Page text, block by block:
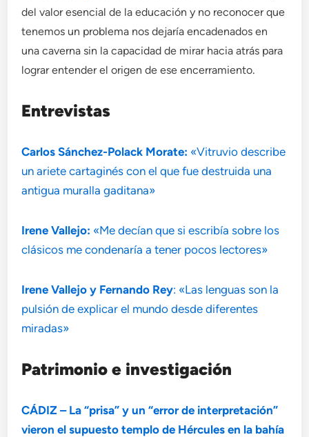
del valor esencial de la educación y no reconocer que
tenemos un problema nos dejaría encadenados en
una caverna sin la capacidad de mirar hacia atrás para
lograr entender el origen de ese encerramiento.
Entrevistas
Carlos Sánchez-Polack Morate: «Vitruvio describe
un ariete cartaginés con el que fue destruida una
antigua muralla gaditana»
Irene Vallejo: «Me decían que si escribía sobre los
clásicos me condenaría a tener pocos lectores»
Irene Vallejo y Fernando Rey: «Las lenguas son la
pulsión de explicar el mundo desde diferentes
miradas»
Patrimonio e investigación
CÁDIZ – La “prisa” y un “error de interpretación”
vieron el supuesto templo de Hércules en la bahía